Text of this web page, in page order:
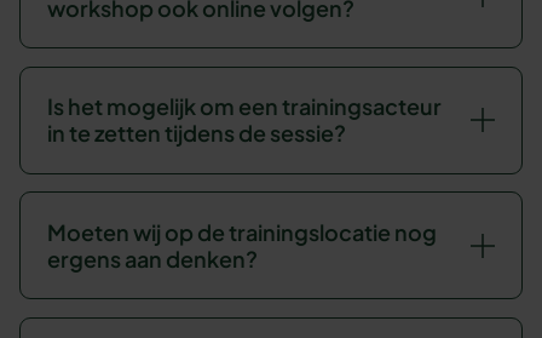
workshop ook online volgen?
Is het mogelijk om een trainingsacteur
in te zetten tijdens de sessie?
Moeten wij op de trainingslocatie nog
ergens aan denken?